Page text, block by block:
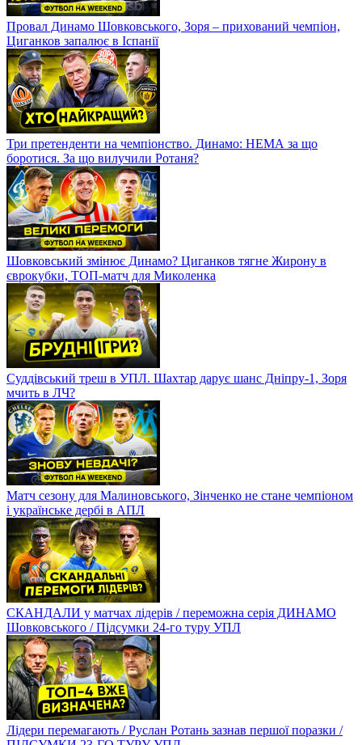
Провал Динамо Шовковського, Зоря – прихований чемпіон,
Циганков запалює в Іспанії
Три претенденти на чемпіонство. Динамо: НЕМА за що
боротися. За що вилучили Ротаня?
Шовковський змінює Динамо? Циганков тягне Жирону в
єврокубки, ТОП-матч для Миколенка
Суддівський треш в УПЛ. Шахтар дарує шанс Дніпру-1, Зоря
мчить в ЛЧ?
Матч сезону для Малиновського, Зінченко не стане чемпіоном
і українське дербі в АПЛ
СКАНДАЛИ у матчах лідерів / переможна серія ДИНАМО
Шовковського / Підсумки 24-го туру УПЛ
Лідери перемагають / Руслан Ротань зазнав першої поразки /